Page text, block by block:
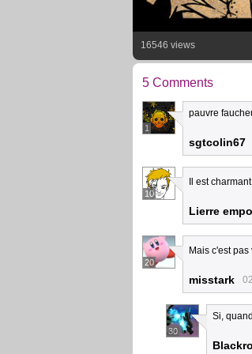
16546 views
5 Comments
1
pauvre
sgtcolin67
10
Il est charmant
Lierre
20
Mais c'est
misstark
30
Si,